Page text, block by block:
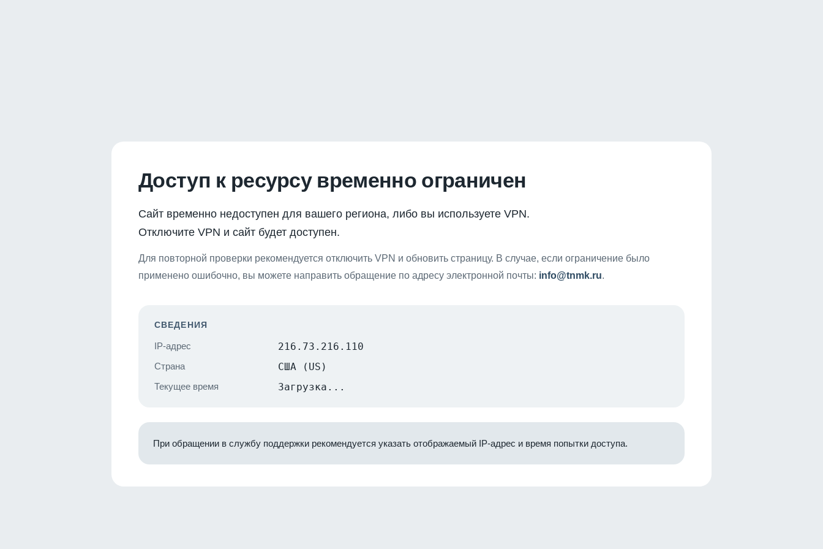
Доступ к ресурсу временно ограничен
Сайт временно недоступен для вашего региона, либо вы используете VPN.
Отключите VPN и сайт будет доступен.
Для повторной проверки рекомендуется отключить VPN и обновить страницу. В случае, если ограничение было
применено ошибочно, вы можете направить обращение по адресу электронной почты: info@tnmk.ru.
СВЕДЕНИЯ
IP-адрес 216.73.216.110
Страна США (US)
Текущее время Загрузка...
При обращении в службу поддержки рекомендуется указать отображаемый IP-адрес и время попытки доступа.